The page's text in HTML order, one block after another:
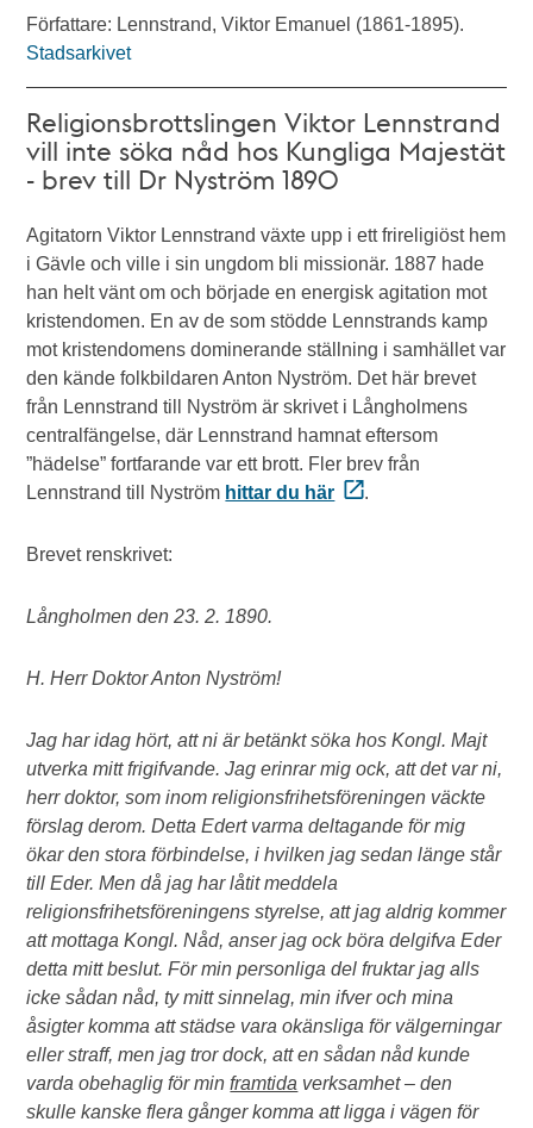
Författare: Lennstrand, Viktor Emanuel (1861-1895).
Stadsarkivet
Religionsbrottslingen Viktor Lennstrand
vill inte söka nåd hos Kungliga Majestät
- brev till Dr Nyström 1890
Agitatorn Viktor Lennstrand växte upp i ett frireligiöst hem
i Gävle och ville i sin ungdom bli missionär. 1887 hade
han helt vänt om och började en energisk agitation mot
kristendomen. En av de som stödde Lennstrands kamp
mot kristendomens dominerande ställning i samhället var
den kände folkbildaren Anton Nyström. Det här brevet
från Lennstrand till Nyström är skrivet i Långholmens
centralfängelse, där Lennstrand hamnat eftersom
”hädelse” fortfarande var ett brott. Fler brev från
Lennstrand till Nyström hittar du här .
Brevet renskrivet:
Långholmen den 23. 2. 1890.
H. Herr Doktor Anton Nyström!
Jag har idag hört, att ni är betänkt söka hos Kongl. Majt
utverka mitt frigifvande. Jag erinrar mig ock, att det var ni,
herr doktor, som inom religionsfrihetsföreningen väckte
förslag derom. Detta Edert varma deltagande för mig
ökar den stora förbindelse, i hvilken jag sedan länge står
till Eder. Men då jag har låtit meddela
religionsfrihetsföreningens styrelse, att jag aldrig kommer
att mottaga Kongl. Nåd, anser jag ock böra delgifva Eder
detta mitt beslut. För min personliga del fruktar jag alls
icke sådan nåd, ty mitt sinnelag, min ifver och mina
åsigter komma att städse vara okänsliga för välgerningar
eller straff, men jag tror dock, att en sådan nåd kunde
varda obehaglig för minframtida verksamhet – den
skulle kanske flera gånger komma att ligga i vägen för